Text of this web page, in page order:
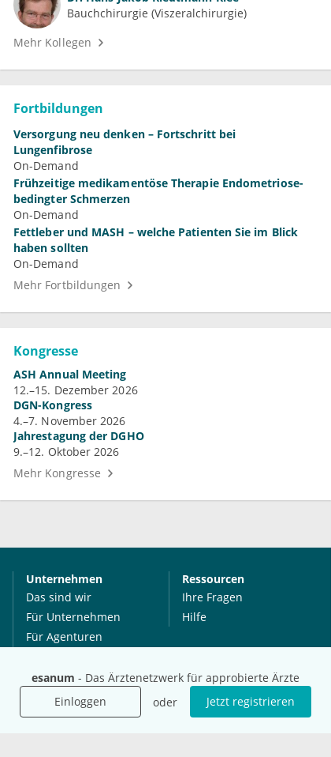
esanum - Das Ärztenetzwerk für approbierte Ärzte
Einloggen
oder Jetzt registrieren
Bauchchirurgie (Viszeralchirurgie)
Mehr Kollegen
Fortbildungen
Versorgung neu denken – Fortschritt bei
Lungenfibrose
On-Demand
Frühzeitige medikamentöse Therapie Endometriose-
bedingter Schmerzen
On-Demand
Fettleber und MASH – welche Patienten Sie im Blick
haben sollten
On-Demand
Mehr Fortbildungen
Kongresse
ASH Annual Meeting
12.–15. Dezember 2026
DGN-Kongress
4.–7. November 2026
Jahrestagung der DGHO
9.–12. Oktober 2026
Mehr Kongresse
Unternehmen
Das sind wir
Für Unternehmen
Für Agenturen
Presse
Karriere
Jobs
Ressourcen
Ihre Fragen
Hilfe